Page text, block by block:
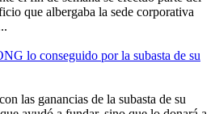
que albergaba la sede corporativa
lo conseguido por la subasta de su
las ganancias de la subasta de su